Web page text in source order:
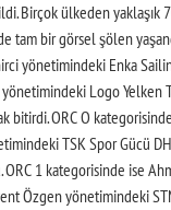
Birçok ülkeden yaklaşık
tam bir görsel şölen
yönetimindeki Enka
Logo Yelken
bitirdi. ORC O
TSK Spor Gücü
ORC 1 kategorisinde ise
Özgen yönetimindeki